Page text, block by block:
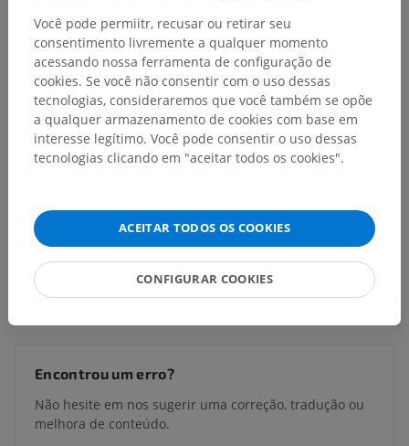
Parte central ; Sistema nervoso central>
Rombencéfalo > Mielencéfalo; Bulbo >
Subtância branca>
Trato espinocerebelar anterior (Trato de Gower)
Estruturas subjacentes:Não há nenhuma estrutura
subjacente para esta parte anatômica
Traduções
Encontrou um erro?
Não hesite em nos sugerir uma correção, tradução ou
melhora de conteúdo.
Você pode permiitr, recusar ou retirar seu
consentimento livremente a qualquer momento
acessando nossa ferramenta de configuração de
cookies. Se você não consentir com o uso dessas
tecnologias, consideraremos que você também se opõe
a qualquer armazenamento de cookies com base em
interesse legítimo. Você pode consentir o uso dessas
tecnologias clicando em "aceitar todos os cookies".
ACEITAR TODOS OS COOKIES
CONFIGURAR COOKIES